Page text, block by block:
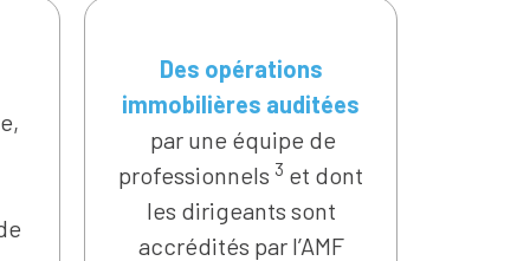
Des opérations
immobilières auditées
par une équipe de
professionnels 3 et dont
les dirigeants sont
accrédités par l’AMF